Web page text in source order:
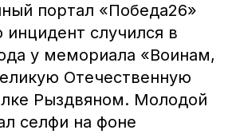
портал «Победа26»
инцидент случился в
у мемориала «Воинам,
Отечественную
Рыздвяном. Молодой
селфи на фоне